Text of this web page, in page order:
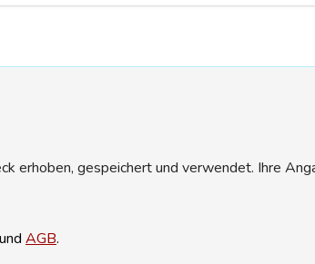
erhoben, gespeichert und verwendet. Ihre
und AGB.